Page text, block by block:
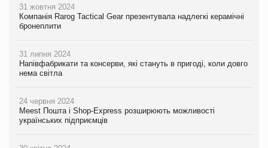
31 жовтня 2024
Компанія Rarog Tactical Gear презентувала надлегкі керамічні
бронеплити
31 липня 2024
Напівфабрикати та консерви, які стануть в пригоді, коли довго
нема світла
24 червня 2024
Meest Пошта і Shop-Express розширюють можливості
українських підприємців